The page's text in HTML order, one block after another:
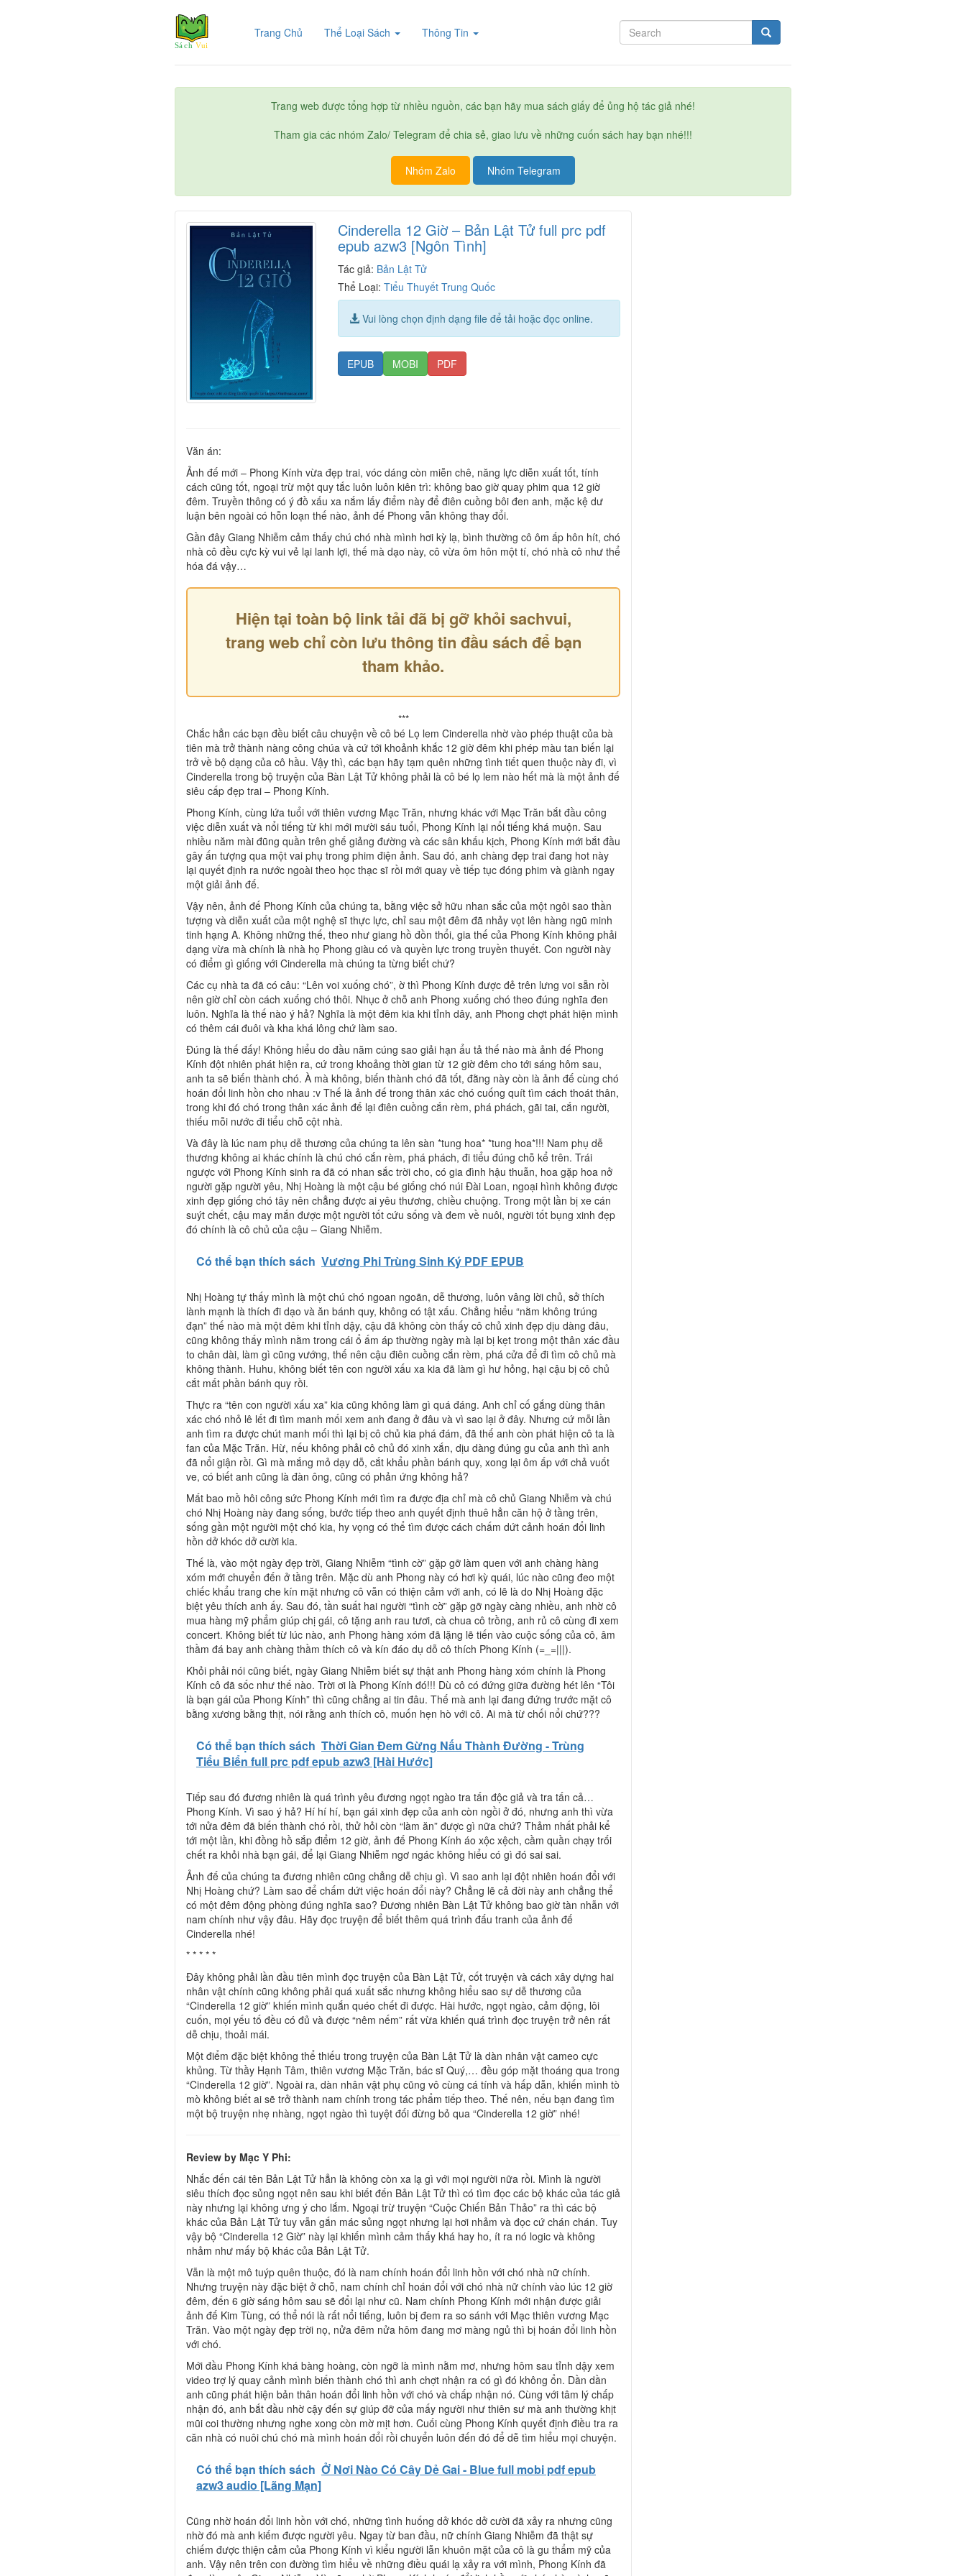
Trang Chủ (current)Thể Loại Sách Thông Tin
Trang web được tổng hợp từ nhiều nguồn, các bạn hãy mua sách giấy để ủng hộ tác giả nhé!
Tham gia các nhóm Zalo/ Telegram để chia sẻ, giao lưu về những cuốn sách hay bạn nhé!!!
Nhóm Zalo Nhóm Telegram
Cinderella 12 Giờ – Bản Lật Tử full prc pdf
epub azw3 [Ngôn Tình]
Tác giả: Bản Lật Tử
Thể Loại:Tiểu Thuyết Trung Quốc
Vui lòng chọn định dạng file để tải hoặc đọc online.
EPUB MOBI PDF
Văn án:
Ảnh đế mới – Phong Kính vừa đẹp trai, vóc dáng còn miễn chê, năng lực diễn xuất tốt, tính
cách cũng tốt, ngoại trừ một quy tắc luôn luôn kiên trì: không bao giờ quay phim qua 12 giờ
đêm. Truyền thông có ý đồ xấu xa nắm lấy điểm này để điên cuồng bôi đen anh, mặc kệ dư
luận bên ngoài có hỗn loạn thế nào, ảnh đế Phong vẫn không thay đổi.
Gần đây Giang Nhiễm cảm thấy chú chó nhà mình hơi kỳ lạ, bình thường cô ôm ấp hôn hít, chó
nhà cô đều cực kỳ vui vẻ lại lanh lợi, thế mà dạo này, cô vừa ôm hôn một tí, chó nhà cô như thể
hóa đá vậy…
Hiện tại toàn bộ link tải đã bị gỡ khỏi sachvui,
trang web chỉ còn lưu thông tin đầu sách để bạn
tham khảo.
***
Chắc hẳn các bạn đều biết câu chuyện về cô bé Lọ lem Cinderella nhờ vào phép thuật của bà
tiên mà trở thành nàng công chúa và cứ tới khoảnh khắc 12 giờ đêm khi phép màu tan biến lại
trở về bộ dạng của cô hầu. Vậy thì, các bạn hãy tạm quên những tình tiết quen thuộc này đi, vì
Cinderella trong bộ truyện của Bàn Lật Tử không phải là cô bé lọ lem nào hết mà là một ảnh đế
siêu cấp đẹp trai – Phong Kính.
Phong Kính, cùng lứa tuổi với thiên vương Mạc Trăn, nhưng khác với Mạc Trăn bắt đầu công
việc diễn xuất và nổi tiếng từ khi mới mười sáu tuổi, Phong Kính lại nổi tiếng khá muộn. Sau
nhiều năm mài đũng quần trên ghế giảng đường và các sân khấu kịch, Phong Kính mới bắt đầu
gây ấn tượng qua một vai phụ trong phim điện ảnh. Sau đó, anh chàng đẹp trai đang hot này
lại quyết định ra nước ngoài theo học thạc sĩ rồi mới quay về tiếp tục đóng phim và giành ngay
một giải ảnh đế.
Vậy nên, ảnh đế Phong Kính của chúng ta, bằng việc sở hữu nhan sắc của một ngôi sao thần
tượng và diễn xuất của một nghệ sĩ thực lực, chỉ sau một đêm đã nhảy vọt lên hàng ngũ minh
tinh hạng A. Không những thế, theo như giang hồ đồn thổi, gia thế của Phong Kính không phải
dạng vừa mà chính là nhà họ Phong giàu có và quyền lực trong truyền thuyết. Con người này
có điểm gì giống với Cinderella mà chúng ta từng biết chứ?
Các cụ nhà ta đã có câu: “Lên voi xuống chó”, ờ thì Phong Kính được đẻ trên lưng voi sẵn rồi
nên giờ chỉ còn cách xuống chó thôi. Nhục ở chỗ anh Phong xuống chó theo đúng nghĩa đen
luôn. Nghĩa là thế nào ý hả? Nghĩa là một đêm kia khi tỉnh dây, anh Phong chợt phát hiện mình
có thêm cái đuôi và kha khá lông chứ làm sao.
Đúng là thế đấy! Không hiểu do đầu năm cúng sao giải hạn ẩu tả thế nào mà ảnh đế Phong
Kính đột nhiên phát hiện ra, cứ trong khoảng thời gian từ 12 giờ đêm cho tới sáng hôm sau,
anh ta sẽ biến thành chó. À mà không, biến thành chó đã tốt, đằng này còn là ảnh đế cùng chó
hoán đổi linh hồn cho nhau :v Thế là ảnh đế trong thân xác chó cuống quít tìm cách thoát thân,
trong khi đó chó trong thân xác ảnh đế lại điên cuồng cắn rèm, phá phách, gãi tai, cắn người,
thiếu mỗi nước đi tiểu chỗ cột nhà.
Và đây là lúc nam phụ dễ thương của chúng ta lên sàn *tung hoa* *tung hoa*!!! Nam phụ dễ
thương không ai khác chính là chú chó cắn rèm, phá phách, đi tiểu đúng chỗ kể trên. Trái
ngược với Phong Kính sinh ra đã có nhan sắc trời cho, có gia đình hậu thuẫn, hoa gặp hoa nở
người gặp người yêu, Nhị Hoàng là một cậu bé giống chó núi Đài Loan, ngoại hình không được
xinh đẹp giống chó tây nên chẳng được ai yêu thương, chiều chuộng. Trong một lần bị xe cán
suýt chết, cậu may mắn được một người tốt cứu sống và đem về nuôi, người tốt bụng xinh đẹp
đó chính là cô chủ của cậu – Giang Nhiễm.
Có thể bạn thích sách Vương Phi Trùng Sinh Ký PDF EPUB
Nhị Hoàng tự thấy mình là một chú chó ngoan ngoãn, dễ thương, luôn vâng lời chủ, sở thích
lành mạnh là thích đi dạo và ăn bánh quy, không có tật xấu. Chẳng hiểu “nằm không trúng
đạn” thế nào mà một đêm khi tỉnh dậy, cậu đã không còn thấy cô chủ xinh đẹp dịu dàng đâu,
cũng không thấy mình nằm trong cái ổ ấm áp thường ngày mà lại bị kẹt trong một thân xác đầu
to chân dài, làm gì cũng vướng, thế nên cậu điên cuồng cắn rèm, phá cửa để đi tìm cô chủ mà
không thành. Huhu, không biết tên con người xấu xa kia đã làm gì hư hỏng, hại cậu bị cô chủ
cắt mất phần bánh quy rồi.
Thực ra “tên con người xấu xa” kia cũng không làm gì quá đáng. Anh chỉ cố gắng dùng thân
xác chó nhỏ lê lết đi tìm manh mối xem anh đang ở đâu và vì sao lại ở đây. Nhưng cứ mỗi lần
anh tìm ra được chút manh mối thì lại bị cô chủ kia phá đám, đã thế anh còn phát hiện cô ta là
fan của Mặc Trăn. Hừ, nếu không phải cô chủ đó xinh xắn, dịu dàng đúng gu của anh thì anh
đã nổi giận rồi. Gì mà mắng mỏ dạy dỗ, cắt khẩu phần bánh quy, xong lại ôm ấp với chả vuốt
ve, có biết anh cũng là đàn ông, cũng có phản ứng không hả?
Mất bao mồ hôi công sức Phong Kính mới tìm ra được địa chỉ mà cô chủ Giang Nhiễm và chú
chó Nhị Hoàng này đang sống, bước tiếp theo anh quyết định thuê hẳn căn hộ ở tầng trên,
sống gần một người một chó kia, hy vọng có thể tìm được cách chấm dứt cảnh hoán đổi linh
hồn dở khóc dở cười kia.
Thế là, vào một ngày đẹp trời, Giang Nhiễm “tình cờ” gặp gỡ làm quen với anh chàng hàng
xóm mới chuyển đến ở tầng trên. Mặc dù anh Phong này có hơi kỳ quái, lúc nào cũng đeo một
chiếc khẩu trang che kín mặt nhưng cô vẫn có thiện cảm với anh, có lẽ là do Nhị Hoàng đặc
biệt yêu thích anh ấy. Sau đó, tần suất hai người “tình cờ” gặp gỡ ngày càng nhiều, anh nhờ cô
mua hàng mỹ phẩm giúp chị gái, cô tặng anh rau tươi, cà chua cô trồng, anh rủ cô cùng đi xem
concert. Không biết từ lúc nào, anh Phong hàng xóm đã lặng lẽ tiến vào cuộc sống của cô, âm
thầm đá bay anh chàng thầm thích cô và kín đáo dụ dỗ cô thích Phong Kính (=_=|||).
Khỏi phải nói cũng biết, ngày Giang Nhiễm biết sự thật anh Phong hàng xóm chính là Phong
Kính cô đã sốc như thế nào. Trời ơi là Phong Kính đó!!! Dù cô có đứng giữa đường hét lên “Tôi
là bạn gái của Phong Kính” thì cũng chẳng ai tin đâu. Thế mà anh lại đang đứng trước mặt cô
bằng xương bằng thịt, nói rằng anh thích cô, muốn hẹn hò với cô. Ai mà từ chối nổi chứ???
Có thể bạn thích sách Thời Gian Đem Gừng Nấu Thành Đường - Trùng
Tiểu Biển full prc pdf epub azw3 [Hài Hước]
Tiếp sau đó đương nhiên là quá trình yêu đương ngọt ngào tra tấn độc giả và tra tấn cả…
Phong Kính. Vì sao ý hả? Hí hí hí, bạn gái xinh đẹp của anh còn ngồi ở đó, nhưng anh thì vừa
tới nửa đêm đã biến thành chó rồi, thử hỏi còn “làm ăn” được gì nữa chứ? Thảm nhất phải kể
tới một lần, khi đồng hồ sắp điểm 12 giờ, ảnh đế Phong Kính áo xộc xệch, cầm quần chạy trối
chết ra khỏi nhà bạn gái, để lại Giang Nhiễm ngơ ngác không hiểu có gì đó sai sai.
Ảnh đế của chúng ta đương nhiên cũng chẳng dễ chịu gì. Vì sao anh lại đột nhiên hoán đổi với
Nhị Hoàng chứ? Làm sao để chấm dứt việc hoán đổi này? Chẳng lẽ cả đời này anh chẳng thể
có một đêm động phòng đúng nghĩa sao? Đương nhiên Bàn Lật Tử không bao giờ tàn nhẫn với
nam chính như vậy đâu. Hãy đọc truyện để biết thêm quá trình đấu tranh của ảnh đế
Cinderella nhé!
* * * * *
Đây không phải lần đầu tiên mình đọc truyện của Bàn Lật Tử, cốt truyện và cách xây dựng hai
nhân vật chính cũng không phải quá xuất sắc nhưng không hiểu sao sự dễ thương của
“Cinderella 12 giờ” khiến mình quắn quéo chết đi được. Hài hước, ngọt ngào, cảm động, lôi
cuốn, mọi yếu tố đều có đủ và được “nêm nếm” rất vừa khiến quá trình đọc truyện trở nên rất
dễ chịu, thoải mái.
Một điểm đặc biệt không thể thiếu trong truyện của Bàn Lật Tử là dàn nhân vật cameo cực
khủng. Từ thầy Hạnh Tâm, thiên vương Mặc Trăn, bác sĩ Quý,… đều góp mặt thoáng qua trong
“Cinderella 12 giờ”. Ngoài ra, dàn nhân vật phụ cũng vô cùng cá tính và hấp dẫn, khiến mình tò
mò không biết ai sẽ trở thành nam chính trong tác phẩm tiếp theo. Thế nên, nếu bạn đang tìm
một bộ truyện nhẹ nhàng, ngọt ngào thì tuyệt đối đừng bỏ qua “Cinderella 12 giờ” nhé!
Review by Mạc Y Phi:
Nhắc đến cái tên Bản Lật Tử hẳn là không còn xa lạ gì với mọi người nữa rồi. Mình là người
siêu thích đọc sủng ngọt nên sau khi biết đến Bản Lật Tử thì có tìm đọc các bộ khác của tác giả
này nhưng lại không ưng ý cho lắm. Ngoại trừ truyện “Cuộc Chiến Bản Thảo” ra thì các bộ
khác của Bản Lật Tử tuy vẫn gắn mác sủng ngọt nhưng lại hơi nhảm và đọc cứ chán chán. Tuy
vậy bộ “Cinderella 12 Giờ” này lại khiến mình cảm thấy khá hay ho, ít ra nó logic và không
nhảm như mấy bộ khác của Bản Lật Tử.
Vẫn là một mô tuýp quên thuộc, đó là nam chính hoán đổi linh hồn với chó nhà nữ chính.
Nhưng truyện này đặc biệt ở chỗ, nam chính chỉ hoán đổi với chó nhà nữ chính vào lúc 12 giờ
đêm, đến 6 giờ sáng hôm sau sẽ đổi lại như cũ. Nam chính Phong Kính mới nhận được giải
ảnh đế Kim Tùng, có thể nói là rất nổi tiếng, luôn bị đem ra so sánh với Mạc thiên vương Mạc
Trăn. Vào một ngày đẹp trời nọ, nửa đêm nửa hôm đang mơ màng ngủ thì bị hoán đổi linh hồn
với chó.
Mới đầu Phong Kính khá bàng hoàng, còn ngỡ là mình nằm mơ, nhưng hôm sau tỉnh dậy xem
video trợ lý quay cảnh mình biến thành chó thì anh chợt nhận ra có gì đó không ổn. Dần dần
anh cũng phát hiện bản thân hoán đổi linh hồn với chó và chấp nhận nó. Cùng với tâm lý chấp
nhận đó, anh bắt đầu nhờ cậy đến sự giúp đỡ của mấy người như thiên sư mà anh thường khịt
mũi coi thường nhưng nghe xong còn mờ mịt hơn. Cuối cùng Phong Kính quyết định điều tra ra
căn nhà có nuôi chú chó mà mình hoán đổi rồi chuyển luôn đến đó để dễ tìm hiểu mọi chuyện.
Có thể bạn thích sách Ở Nơi Nào Có Cây Dẻ Gai - Blue full mobi pdf epub
azw3 audio [Lãng Mạn]
Cũng nhờ hoán đổi linh hồn với chó, những tình huống dở khóc dở cười đã xảy ra nhưng cũng
nhờ đó mà anh kiếm được người yêu. Ngay từ ban đầu, nữ chính Giang Nhiễm đã thật sự
chiếm được thiện cảm của Phong Kính vì kiểu người lẫn khuôn mặt của cô là gu thẩm mỹ của
anh. Vậy nên trên con đường tìm hiểu về những điều quái lạ xảy ra với mình, Phong Kính đã